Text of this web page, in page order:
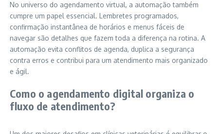
No universo do agendamento virtual, a automação também
cumpre um papel essencial. Lembretes programados,
confirmação instantânea de horários e menus fáceis de
navegar são detalhes que fazem toda a diferença na rotina. A
automação evita conflitos de agenda, duplica a segurança
contra erros e contribui para um atendimento mais organizado
e ágil.
Como o agendamento digital organiza o
fluxo de atendimento?